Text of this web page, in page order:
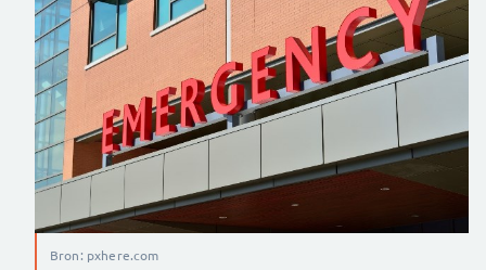
Bron: pxhere.com